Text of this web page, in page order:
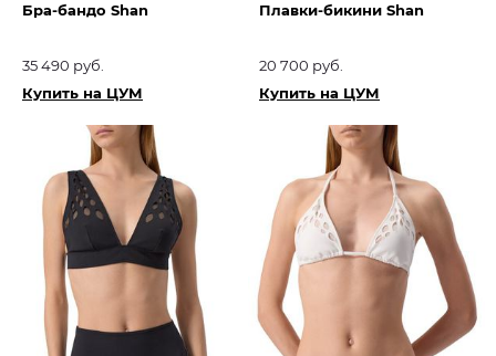
Бра-бандо Shan
35 490 руб.
Купить на ЦУМ
Плавки-бикини Shan
20 700 руб.
Купить на ЦУМ